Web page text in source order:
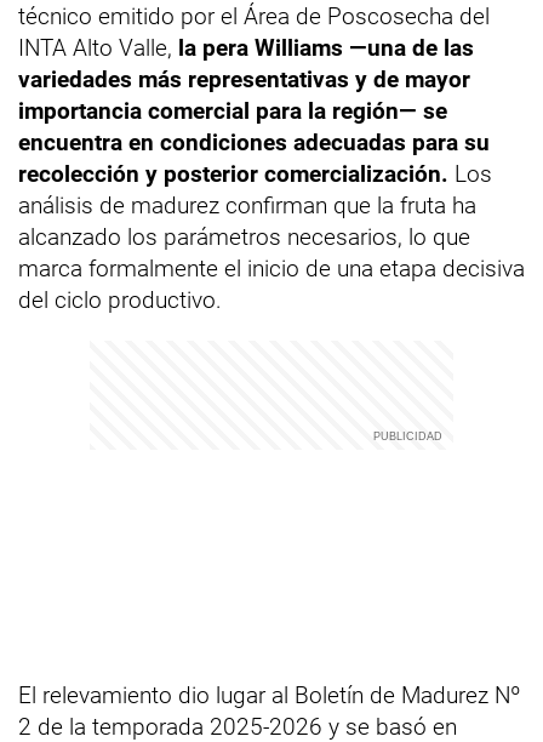
técnico emitido por el Área de Poscosecha del
INTA Alto Valle, la pera Williams —una de las
variedades más representativas y de mayor
importancia comercial para la región— se
encuentra en condiciones adecuadas para su
recolección y posterior comercialización. Los
análisis de madurez confirman que la fruta ha
alcanzado los parámetros necesarios, lo que
marca formalmente el inicio de una etapa decisiva
del ciclo productivo.
El relevamiento dio lugar al Boletín de Madurez Nº
2 de la temporada 2025-2026 y se basó en